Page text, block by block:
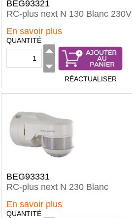
BEG93321
RC-plus next N 130 Blanc 230V
En savoir plus
QUANTITÉ
RÉACTUALISER
BEG93331
RC-plus next N 230 Blanc
En savoir plus
QUANTITÉ